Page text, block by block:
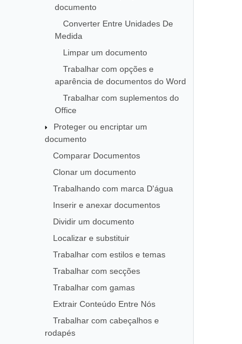
documento
Converter Entre Unidades De
Medida
Limpar um documento
Trabalhar com opções e
aparência de documentos do Word
Trabalhar com suplementos do
Office
Proteger ou encriptar um
documento
Comparar Documentos
Clonar um documento
Trabalhando com marca D'água
Inserir e anexar documentos
Dividir um documento
Localizar e substituir
Trabalhar com estilos e temas
Trabalhar com secções
Trabalhar com gamas
Extrair Conteúdo Entre Nós
Trabalhar com cabeçalhos e
rodapés